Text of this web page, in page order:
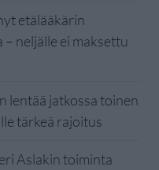
etälääkärin
neljälle ei maksettu
lentää jatkossa toinen
tärkeä rajoitus
Aslakin toiminta